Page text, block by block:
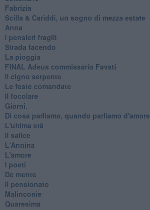
Fabrizia
​Scilla & Cariddi, un sogno di mezza estate
Anna
I pensieri fragili
Strada facendo
La pioggia
FINAL Adeus commissario Favati
Il cigno serpente
Le feste comandate
Il focolare
Giorni.
Di cosa parliamo, quando parliamo d'amore
L'ultima età
Il salice
L'Annina
L'amore
I poeti
De mente
Il pensionato
Malinconie
Quaresima